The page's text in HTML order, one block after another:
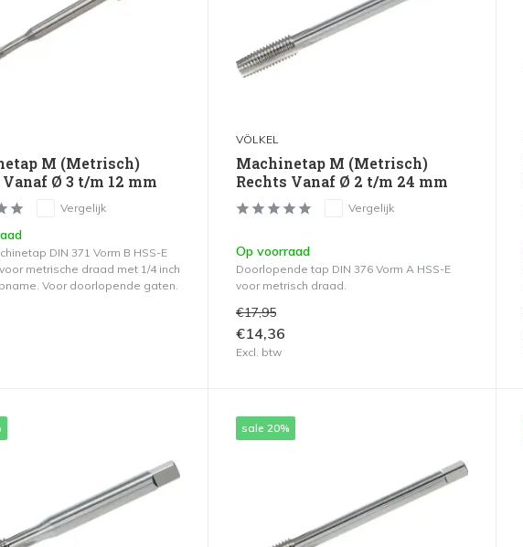
M (Metrisch)
Vanaf Ø 3 t/m 12 mm
Vergelijk
DIN 371 Vorm B HSS-E
metrische draad met 1/4 inch
Voor doorlopende gaten.
VÖLKEL
Machinetap M (Metrisch)
Rechts Vanaf Ø 2 t/m 24 mm
Vergelijk
Op voorraad
Doorlopende tap DIN 376 Vorm A HSS-E
voor metrisch draad.
€17,95
€14,36
Excl. btw
sale 20%